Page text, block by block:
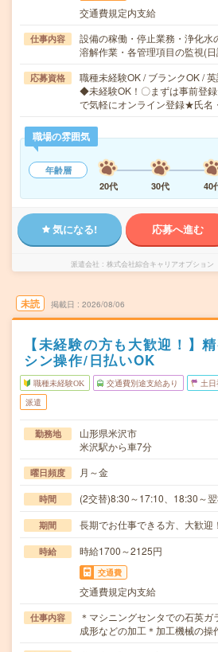
交通費規定内支給
仕事内容
設備の稼働・停止業務・浄化水
溶解作業・各管理項目の監視(
応募資格
職種未経験OK / ブランクOK /
◆未経験OK！〇まずは事前登
で気軽にオンライン登録★氏名
職場の雰囲気
年齢層
20代
30代 40
気になる! 応募へ進む
派遣会社 株式会社綜合キャリアオプション
未読 掲載日 2026/08/06
【未経験の方も大歓迎！】
シン操作/日払いOK
職種未経験OK 交通費別途支給あり 土
派遣
勤務地
山形県米沢市
米沢駅から車7分
曜日頻度 月～金
時間 (2交替)8:30～17:10、18:30～
期間 長期でお仕事できる方、大歓迎！
時給 時給1700～2125円
交通費
交通費規定内支給
仕事内容
＊マシニングセンタでの石英ガ
成形などの加工＊加工機械の